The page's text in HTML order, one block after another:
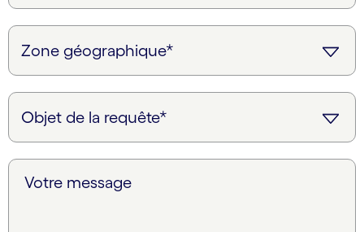
Votre message